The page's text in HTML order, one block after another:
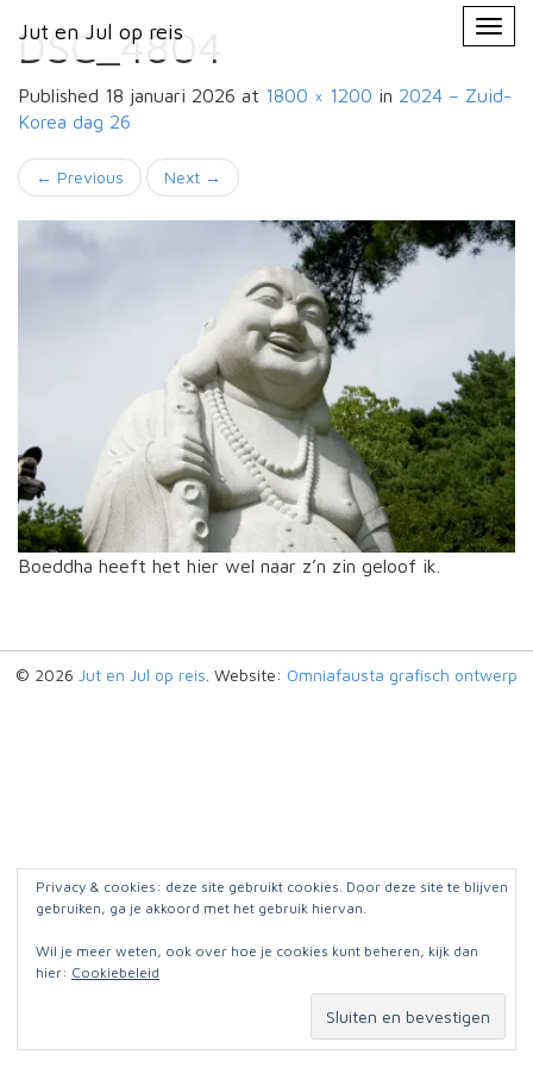
Jut en Jul op reis
Primary
Menu
Jut en Jul op reis
DSC_4804
Published 18 januari 2026 at 1800 × 1200 in 2024 – Zuid-
Korea dag 26
← Previous Next →
Boeddha heeft het hier wel naar z’n zin geloof ik.
© 2026 Jut en Jul op reis . Website: Omniafausta grafisch ontwerp
Privacy & cookies: deze site gebruikt cookies. Door deze site te blijven
gebruiken, ga je akkoord met het gebruik hiervan.
Wil je meer weten, ook over hoe je cookies kunt beheren, kijk dan
hier: Cookiebeleid